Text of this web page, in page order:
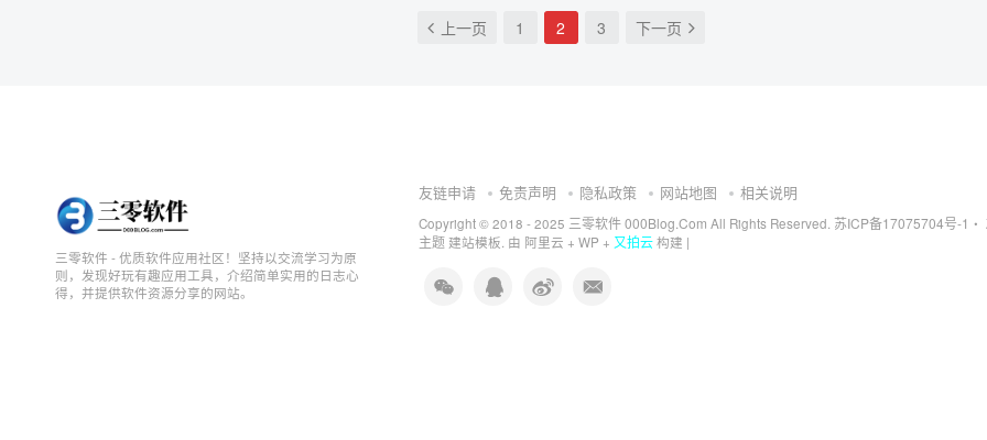
上一页 1 2 3 下一页
三零软件 - 优质软件应用社区！坚持以交流学习为原
则，发现好玩有趣应用工具，介绍简单实用的日志心
得，并提供软件资源分享的网站。
友链申请 免责声明 隐私政策 网站地图 相关说明
Copyright © 2018 - 2025 三零软件 000Blog.Com All Rights Reserved. 苏ICP备17075704号-1 ・
主题 建站模板. 由 阿里云 + WP + 又拍云构建 |